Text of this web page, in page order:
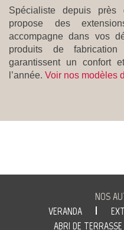
Spécialiste depuis
propose des
accompagne dans vos
produits de
garantissent un confort
l’année. Voir nos modèles
GUSTAVE
L'ENTREPRISE
NOS
VERANDA
ABRI DE TERRASSE